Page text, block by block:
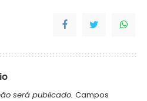
será publicado. Campos